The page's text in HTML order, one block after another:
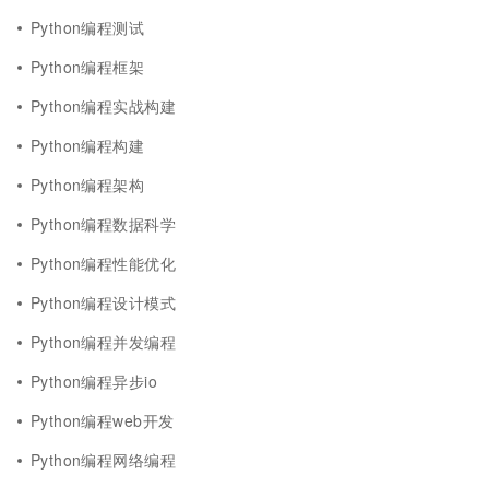
Python编程测试
Python编程框架
Python编程实战构建
Python编程构建
Python编程架构
Python编程数据科学
Python编程性能优化
Python编程设计模式
Python编程并发编程
Python编程异步io
Python编程web开发
Python编程网络编程